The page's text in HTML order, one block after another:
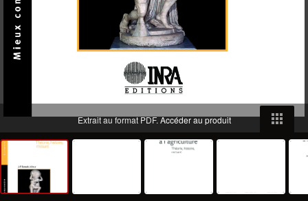
Extrait au format PDF.Accéder au produit